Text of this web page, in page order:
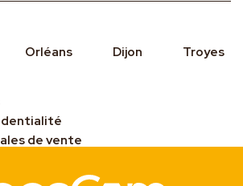
Orléans Dijon
Troyes
de vente